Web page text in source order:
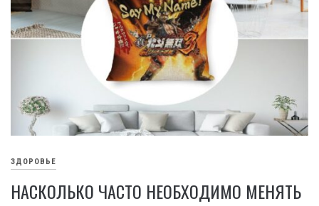
ЗДОРОВЬЕ
НАСКОЛЬКО ЧАСТО НЕОБХОДИМО МЕНЯТЬ